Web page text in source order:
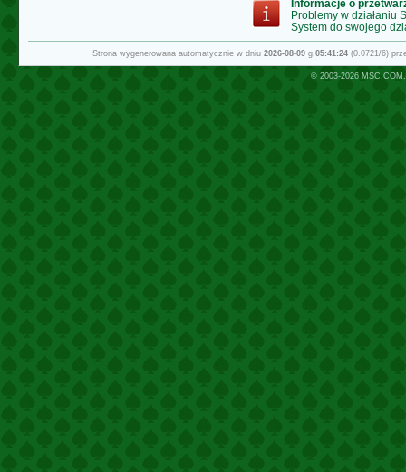
Informacje o
Problemy w działaniu
System do swojego
Strona wygenerowana automatycznie w dniu 2026-08-09g.05:41:24(0.0721/6)
© 2003-2026